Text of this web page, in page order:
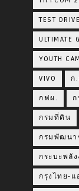
TEST DRIVE
ULTIMATE
YOUTH
VIVO ก
กฟผ.
กรมที่ดิน
กรมพัฒน
กระบะพลั
กรุงไทย-แ